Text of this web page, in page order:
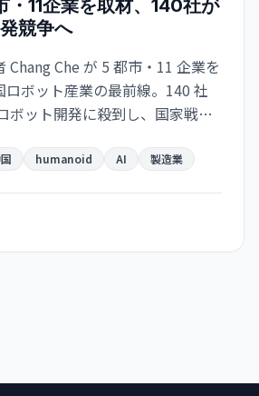
11企業を取材、140社が
競争へ
Chang Che が 5 都市・11 企業を
ボット産業の最前線。140 社
ボット開発に殺到し、国家戦略
プと実態のギャップが露呈す
humanoid AI 製造業